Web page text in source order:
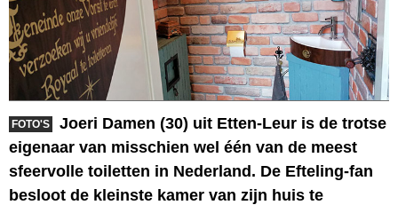
FOTO'S
Joeri Damen (30) uit Etten-Leur is de trotse
eigenaar van misschien wel één van de meest
sfeervolle toiletten in Nederland. De Efteling-fan
besloot de kleinste kamer van zijn huis te